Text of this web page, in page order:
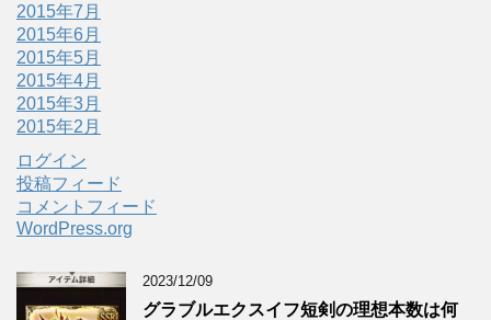
2015年7月
2015年6月
2015年5月
2015年4月
2015年3月
2015年2月
ログイン
投稿フィード
コメントフィード
WordPress.org
2023/12/09
グラブルエクスイフ短剣の理想本数は何